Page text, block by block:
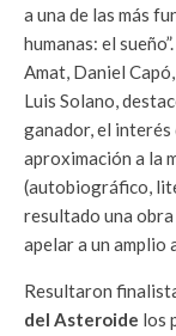
a una de las más
humanas: el
Amat, Daniel
Luis Solano,
ganador, el
aproximación a la
(autobiográfico,
resultado una obra
apelar a un amplio
Resultaron
del Asteroide los